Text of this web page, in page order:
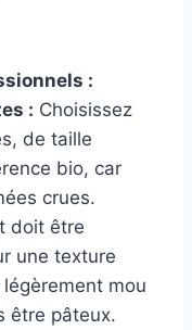
:
: Choisissez
de taille
bio, car
crues.
doit être
une texture
mou
être pâteux.